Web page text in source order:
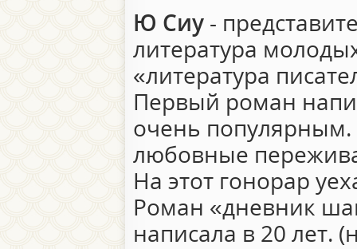
Ю Сиу-
литература
«литература
Первый роман
очень
любовные
На этот гонорар
Роман «дневник
написала в 20 лет.